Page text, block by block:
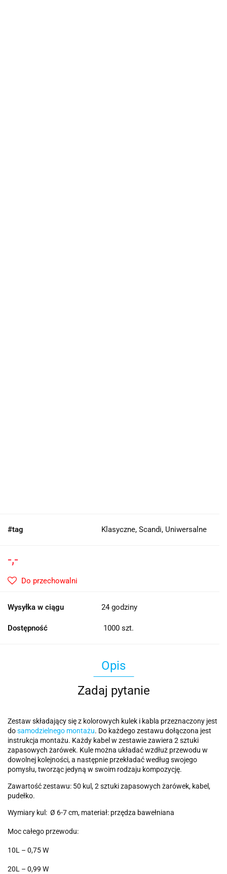
#tag Klasyczne, Scandi, Uniwersalne
-,-
Do przechowalni
Wysyłka w ciągu 24 godziny
Dostępność 1000 szt.
Opis
Zadaj pytanie
Zestaw składający się z kolorowych kulek i kabla przeznaczony jest
dosamodzielnego montażu. Do każdego zestawu dołączona jest
instrukcja montażu. Każdy kabel w zestawie zawiera 2 sztuki
zapasowych żarówek. Kule można układać wzdłuż przewodu w
dowolnej kolejności, a następnie przekładać według swojego
pomysłu, tworząc jedyną w swoim rodzaju kompozycję.
Zawartość zestawu: 50 kul, 2 sztuki zapasowych żarówek, kabel,
pudełko.
Wymiary kul: Ø 6-7 cm, materiał: przędza bawełniana
Moc całego przewodu:
10L – 0,75 W
20L – 0,99 W